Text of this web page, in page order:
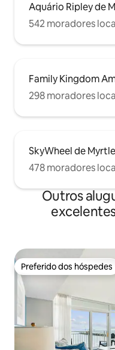
Aquário Ripley de
542 moradores
Family Kingdom
298 moradores
SkyWheel de
478 moradores
Outros
Preferido dos hóspedes
Preferido dos hóspedes